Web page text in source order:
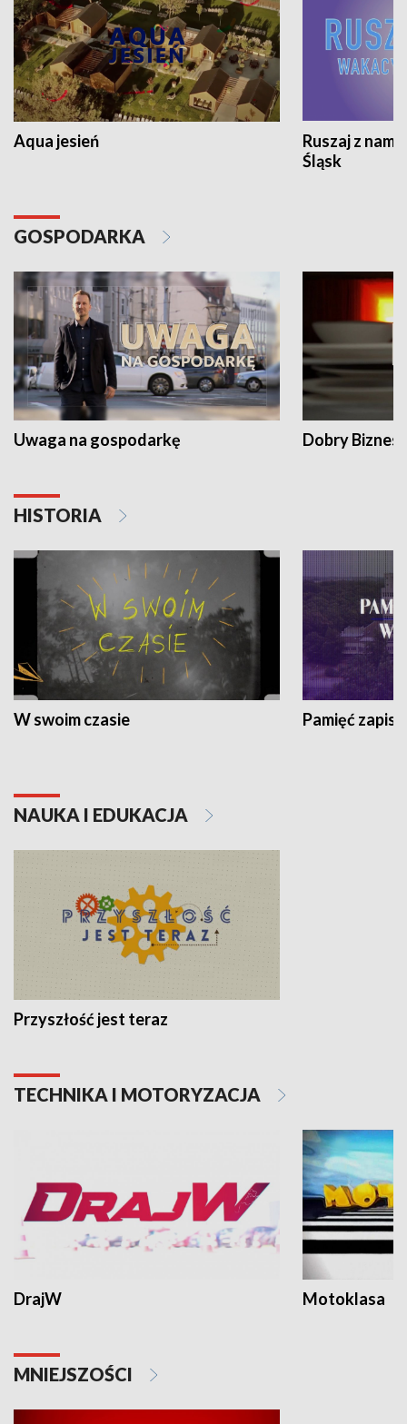
Aqua jesień
Ruszaj z
Śląsk
GOSPODARKA
Uwaga na gospodarkę Dobry Biznes
HISTORIA
W swoim czasie Pamięć
NAUKA I EDUKACJA
Przyszłość jest teraz
TECHNIKA I MOTORYZACJA
DrajW Motoklasa
MNIEJSZOŚCI